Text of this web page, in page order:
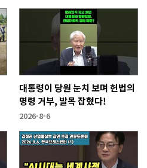
대통령이 당원 눈치 보며 헌법의
명령 거부, 발목 잡혔다!
2026-8-6